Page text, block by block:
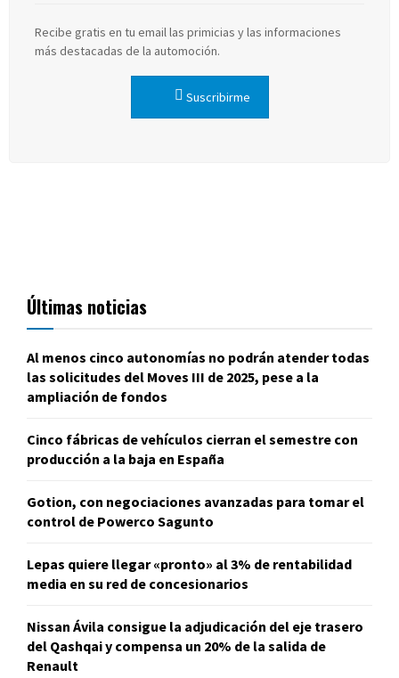
Recibe gratis en tu email las primicias y las informaciones
más destacadas de la automoción.
Suscribirme
Últimas noticias
Al menos cinco autonomías no podrán atender todas
las solicitudes del Moves III de 2025, pese a la
ampliación de fondos
Cinco fábricas de vehículos cierran el semestre con
producción a la baja en España
Gotion, con negociaciones avanzadas para tomar el
control de Powerco Sagunto
Lepas quiere llegar «pronto» al 3% de rentabilidad
media en su red de concesionarios
Nissan Ávila consigue la adjudicación del eje trasero
del Qashqai y compensa un 20% de la salida de
Renault